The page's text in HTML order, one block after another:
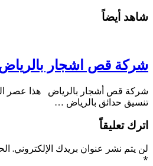
شاهد أيضاً
شركة قص اشجار
شركة قص أشجار بالرياض هذا عصر
تنسيق حدائق بالرياض …
اترك تعليقاً
لن يتم نشر عنوان بريدك الإلكتروني.
*